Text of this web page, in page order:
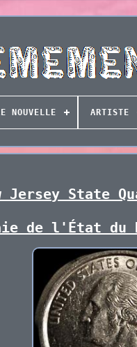
NOUVELLE ARTISTE
Jersey State
de l'État du